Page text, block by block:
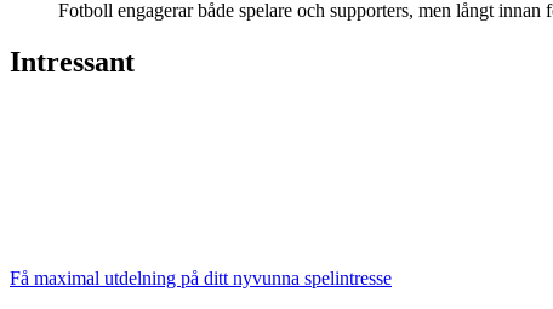
Fotboll engagerar både spelare och supporters, men långt innan
Intressant
Få maximal utdelning på ditt nyvunna spelintresse